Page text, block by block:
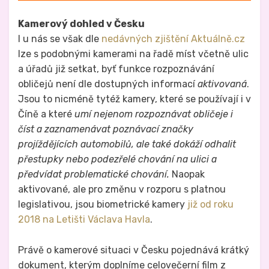
Kamerový dohled v Česku
I u nás se však dle nedávných zjištění Aktuálně.cz
lze s podobnými kamerami na řadě míst včetně ulic
a úřadů již setkat, byť funkce rozpoznávání
obličejů není dle dostupných informacíaktivovaná.
Jsou to nicméně tytéž kamery, které se používají i v
Číně a které umí nejenom rozpoznávat obličeje i
číst a zaznamenávat poznávací značky
projíždějících automobilů, ale také dokáží odhalit
přestupky nebo podezřelé chování na ulici a
předvídat problematické chování. Naopak
aktivované, ale pro změnu v rozporu s platnou
legislativou, jsou biometrické kamery již od roku
2018 na Letišti Václava Havla.
Právě o kamerové situaci v Česku pojednává krátký
dokument, kterým doplníme celovečerní film z